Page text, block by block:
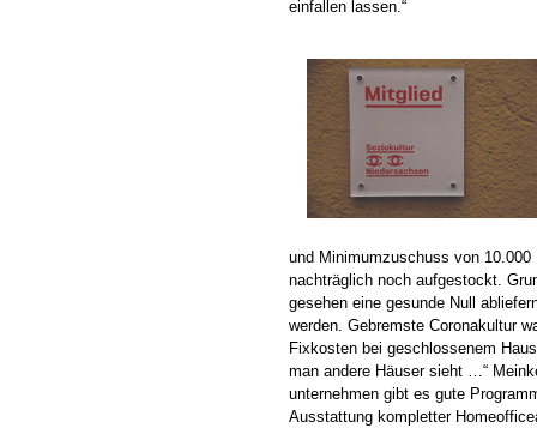
einfallen lassen.“
und Minimumzuschuss von 10.000
nachträglich noch aufgestockt.
gesehen eine gesunde Null
werden. Gebremste Coronakultur
Fixkosten bei geschlossenem
man andere Häuser sieht …“
unternehmen gibt es gute
Ausstattung kompletter